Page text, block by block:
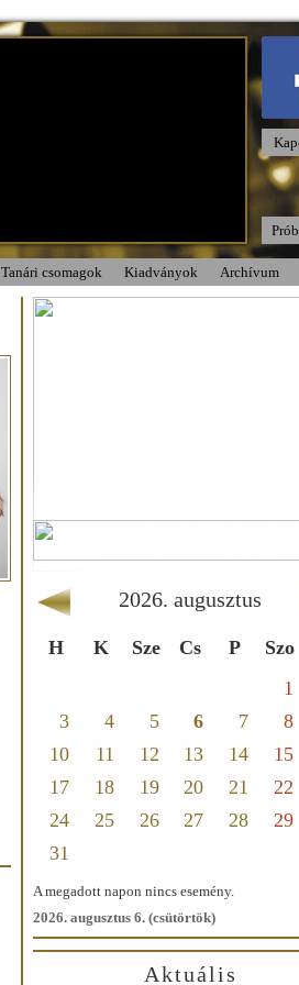
Tanári csomagok Kiadványok Archívum
2026. augusztus
H K Sze Cs P Szo
1
3
4 5 6 7 8
10
11 12 13 14 15
17
18 19 20 21 22
24
25 26 27 28 29
31
A megadott napon nincs esemény.
2026. augusztus 6. (csütörtök)
Aktuális